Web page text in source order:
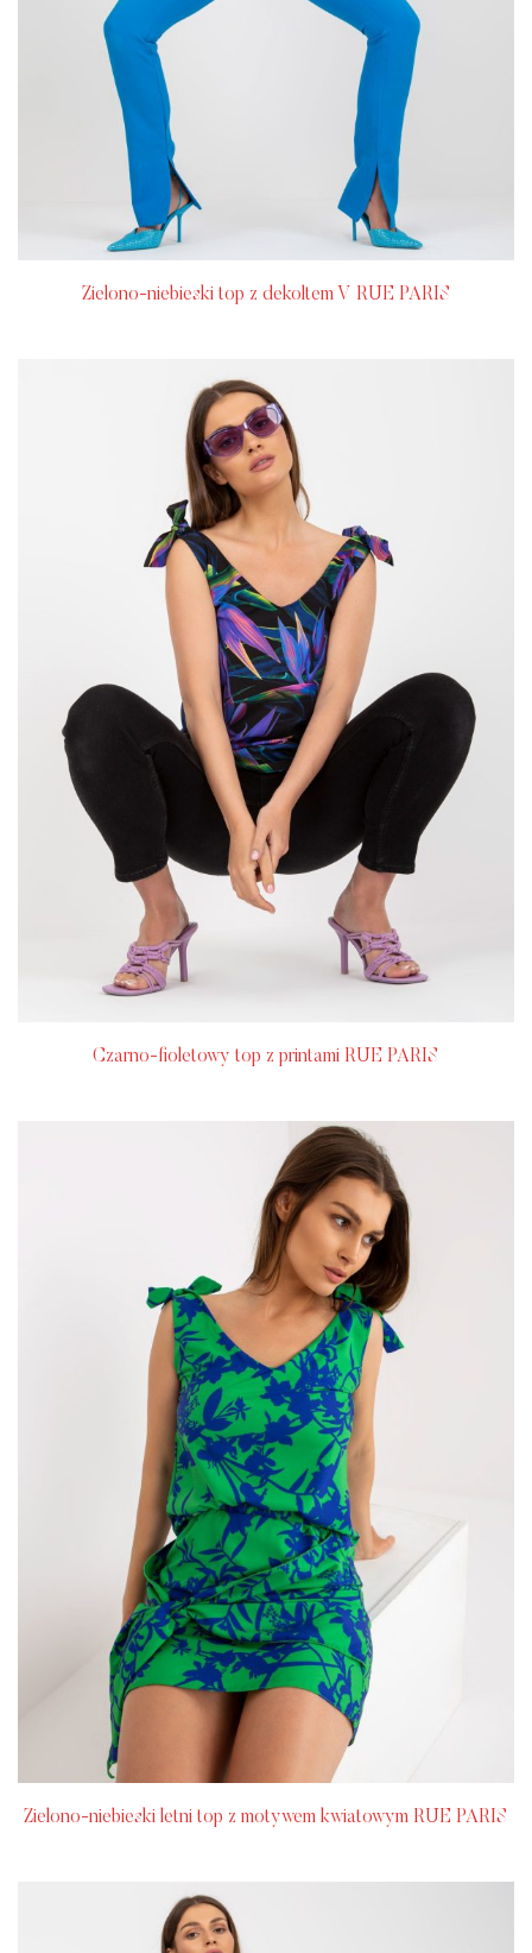
Zielono-niebieski top z dekoltem V RUE PARIS
Czarno-fioletowy top z printami RUE PARIS
Zielono-niebieski letni top z motywem kwiatowym RUE PARIS